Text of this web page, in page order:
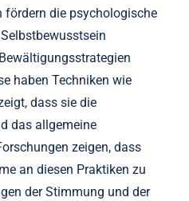
fördern die psychologische
haben Techniken wie
dass sie die
das allgemeine
zeigen, dass
an diesen Praktiken zu
der Stimmung und der